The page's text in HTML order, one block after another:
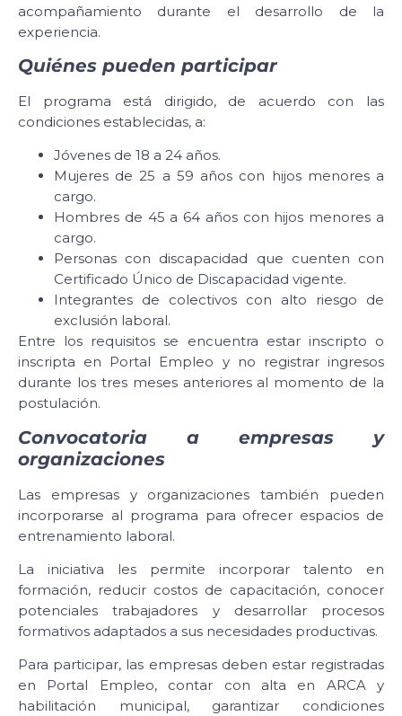
acompañamiento durante el desarrollo de la
experiencia.
Quiénes pueden participar
El programa está dirigido, de acuerdo con las
condiciones establecidas, a:
Jóvenes de 18 a 24 años.
Mujeres de 25 a 59 años con hijos menores a
cargo.
Hombres de 45 a 64 años con hijos menores a
cargo.
Personas con discapacidad que cuenten con
Certificado Único de Discapacidad vigente.
Integrantes de colectivos con alto riesgo de
exclusión laboral.
Entre los requisitos se encuentra estar inscripto o
inscripta en Portal Empleo y no registrar ingresos
durante los tres meses anteriores al momento de la
postulación.
Convocatoria a empresas y
organizaciones
Las empresas y organizaciones también pueden
incorporarse al programa para ofrecer espacios de
entrenamiento laboral.
La iniciativa les permite incorporar talento en
formación, reducir costos de capacitación, conocer
potenciales trabajadores y desarrollar procesos
formativos adaptados a sus necesidades productivas.
Para participar, las empresas deben estar registradas
en Portal Empleo, contar con alta en ARCA y
habilitación municipal, garantizar condiciones